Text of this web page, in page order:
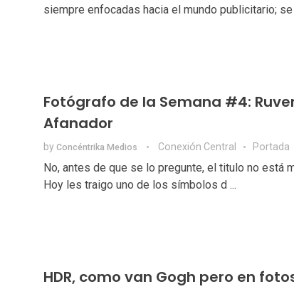
siempre enfocadas hacia el mundo publicitario; se
Fotógrafo de la Semana #4:
Afanador
by Concéntrika Medios Conexión Central Portada
No, antes de que se lo pregunte, el titulo no está
Hoy les traigo uno de los símbolos d ...
HDR, como van Gogh pero en